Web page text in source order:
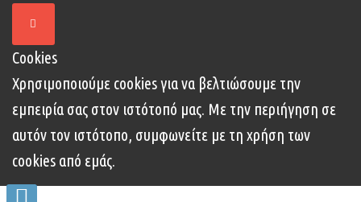
Cookies
Χρησιμοποιούμε cookies για να βελτιώσουμε την
εμπειρία σας στον ιστότοπό μας. Με την περιήγηση σε
αυτόν τον ιστότοπο, συμφωνείτε με τη χρήση των
cookies από εμάς.